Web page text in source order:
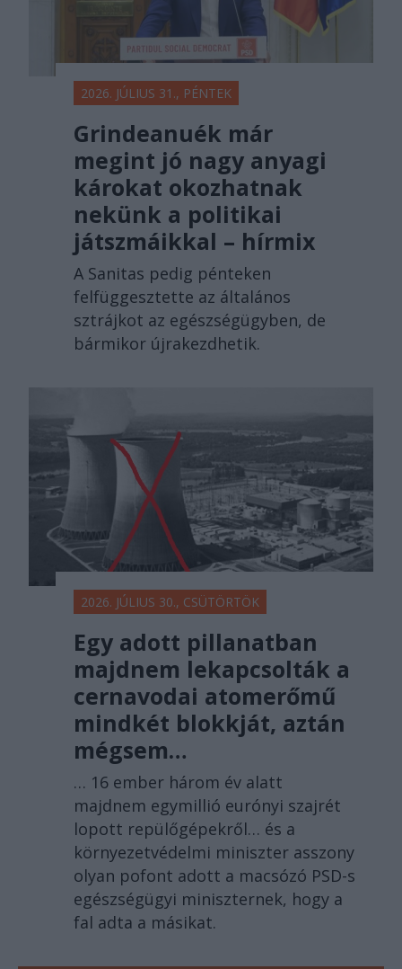
2026. JÚLIUS 31., PÉNTEK
Grindeanuék már
megint jó nagy anyagi
károkat okozhatnak
nekünk a politikai
játszmáikkal – hírmix
A Sanitas pedig pénteken
felfüggesztette az általános
sztrájkot az egészségügyben, de
bármikor újrakezdhetik.
2026. JÚLIUS 30., CSÜTÖRTÖK
Egy adott pillanatban
majdnem lekapcsolták a
cernavodai atomerőmű
mindkét blokkját, aztán
mégsem…
… 16 ember három év alatt
majdnem egymillió eurónyi szajrét
lopott repülőgépekről… és a
környezetvédelmi miniszter asszony
olyan pofont adott a macsózó PSD-s
egészségügyi miniszternek, hogy a
fal adta a másikat.